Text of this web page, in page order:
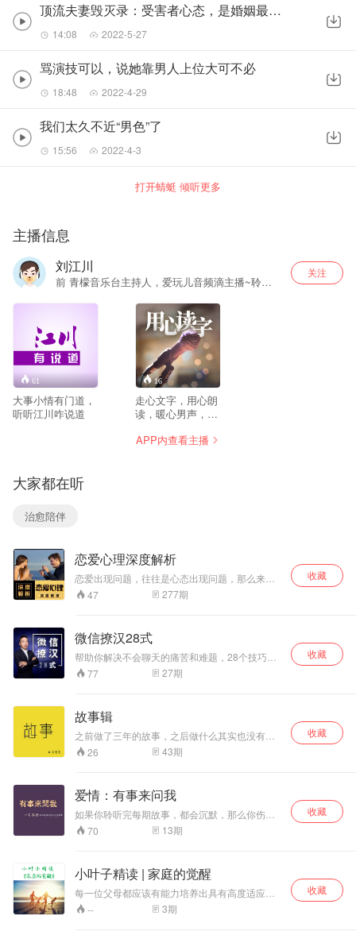
顶流夫妻毁灭录：受害者心态，是婚姻最大败笔
14:08 2022-5-27
骂演技可以，说她靠男人上位大可不必
18:48 2022-4-29
我们太久不近“男色”了
15:56 2022-4-3
打开蜻蜓 倾听更多
主播信息
刘江川
前 青檬音乐台主持人，爱玩儿音频滴主播~聆听
关注
61
大事小情有门道，
听听江川咋说道
16
走心文字，用心朗
读，暖心男声，贴
APP内查看主播
大家都在听
治愈陪伴
恋爱心理深度解析
恋爱出现问题，往往是心态出现问题，那么来这
里了解你的情绪问题出在哪里，你的思维哪里陷
入僵局.......在寻找爱的路上，我们跌跌撞撞，有
方为什么，不明白为什么，来这里找找是否你想
要的解答吧，真心希望在这里能帮你摆脱情苦，
这会路过的同学。
47 277期
收藏
微信撩汉28式
帮助你解决不会聊天的痛苦和难题，28个技巧，
让你学会微信聊天！
77 27期
收藏
故事辑
之前做了三年的故事，之后做什么其实也没有想
好，可能是故事，可能是脱口秀，也可能是音乐
分享，慢慢来吧。
26 43期
收藏
爱情：有事来问我
如果你聆听完每期故事，都会沉默，那么你伤
过；如果你聆听完每期故事，都会回忆，那么你
爱过；如果你聆听完每期故事，都在想自己，那
事来问我》，准时更新。
70 13期
收藏
小叶子精读 | 家庭的觉醒
每一位父母都应该有能力培养出具有高度适应能
力并在情感上与父母保持深度联结的孩子。作者
向父母展示了如何更好地培养培养与孩子的关
-- 3期
收藏